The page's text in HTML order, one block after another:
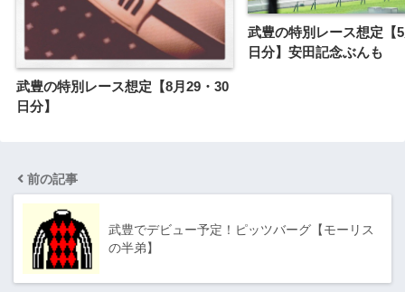
武豊の特別レース想定【8月29・30
日分】
武豊の特別レース想定【
日分】安田記念ぶんも
前の記事
武豊でデビュー予定！ピッツバーグ【モーリス
の半弟】